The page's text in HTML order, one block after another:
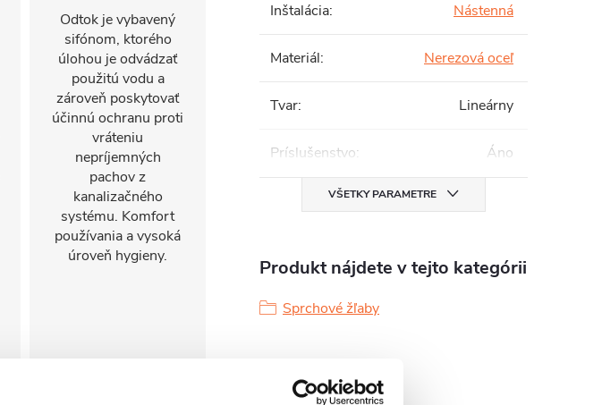
Odtok je vybavený
sifónom, ktorého
úlohou je odvádzať
použitú vodu a
zároveň poskytovať
účinnú ochranu proti
vráteniu
nepríjemných
pachov z
kanalizačného
systému. Komfort
používania a vysoká
úroveň hygieny.
Inštalácia: Nástenná
Materiál: Nerezová oceľ
Tvar: Lineárny
Príslušenstvo: Áno
VŠETKY PARAMETRE
Produkt nájdete v tejto kategórii
Sprchové žľaby